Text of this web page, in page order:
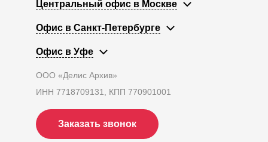
Центральный офис в Москве
Офис в Санкт-Петербурге
Офис в Уфе
ООО «Делис Архив»
ИНН 7718709131, КПП 770901001
Заказать звонок